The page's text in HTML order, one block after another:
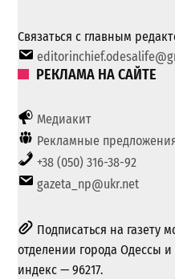
Связаться с главным
РЕКЛАМА НА САЙТЕ
Медиакит
Рекламные
+38 (050) 316-38-92
gazeta_np@ukr.net
Подписаться на газету
отделении города Одессы
индекс — 96217.